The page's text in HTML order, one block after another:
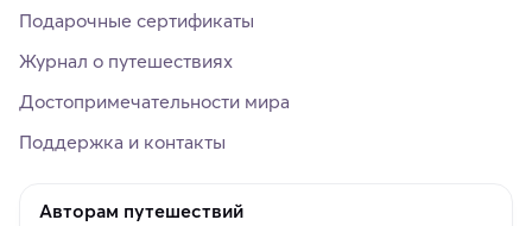
Подарочные сертификаты
Журнал о путешествиях
Достопримечательности мира
Поддержка и контакты
Авторам путешествий